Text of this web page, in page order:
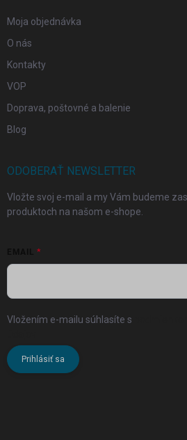
Moja objednávka
O nás
Kontakty
VOP
Doprava, poštovné a balenie
Blog
ODOBERAŤ NEWSLETTER
Vložte svoj e-mail a my Vám budeme
produktoch na našom e-shope.
Vložením e-mailu súhlasíte s
Prihlásiť sa